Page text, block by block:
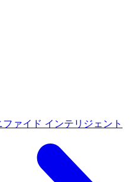
ファイド インテリジェント